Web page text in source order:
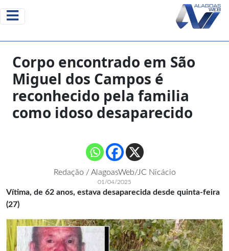
Corpo encontrado em São
Miguel dos Campos é
reconhecido pela familia
como idoso desaparecido
Redação / AlagoasWeb/JC Nicácio
01/04/2025
Vítima, de 62 anos, estava desaparecida desde quinta-feira
(27)